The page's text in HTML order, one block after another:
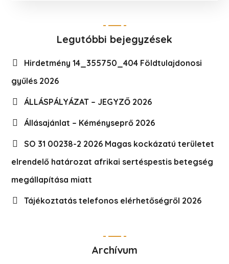
Legutóbbi bejegyzések
Hirdetmény 14_355750_404 Földtulajdonosi
gyűlés 2026
ÁLLÁSPÁLYÁZAT – JEGYZŐ 2026
Állásajánlat – Kéményseprő 2026
SO 31 00238-2 2026 Magas kockázatú területet
elrendelő határozat afrikai sertéspestis betegség
megállapítása miatt
Tájékoztatás telefonos elérhetőségről 2026
Archívum